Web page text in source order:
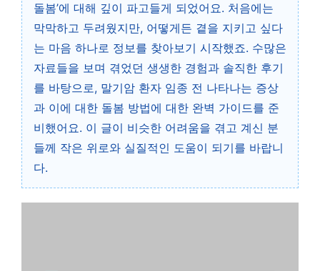
돌봄’에 대해 깊이 파고들게 되었어요. 처음에는
막막하고 두려웠지만, 어떻게든 곁을 지키고 싶다
는 마음 하나로 정보를 찾아보기 시작했죠. 수많은
자료들을 보며 겪었던 생생한 경험과 솔직한 후기
를 바탕으로, 말기암 환자 임종 전 나타나는 증상
과 이에 대한 돌봄 방법에 대한 완벽 가이드를 준
비했어요. 이 글이 비슷한 어려움을 겪고 계신 분
들께 작은 위로와 실질적인 도움이 되기를 바랍니
다.